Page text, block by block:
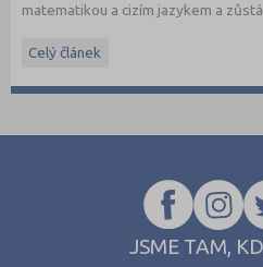
matematikou a cizím jazykem a
informacemi.
Celý článek
JSME TAM,